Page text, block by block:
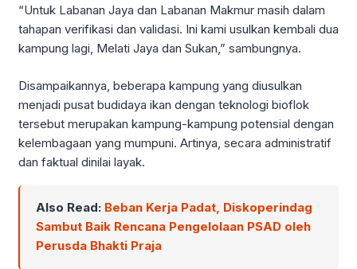
“Untuk Labanan Jaya dan Labanan Makmur masih dalam
tahapan verifikasi dan validasi. Ini kami usulkan kembali dua
kampung lagi, Melati Jaya dan Sukan,” sambungnya.
Disampaikannya, beberapa kampung yang diusulkan
menjadi pusat budidaya ikan dengan teknologi bioflok
tersebut merupakan kampung-kampung potensial dengan
kelembagaan yang mumpuni. Artinya, secara administratif
dan faktual dinilai layak.
Also Read: Beban Kerja Padat, Diskoperindag
Sambut Baik Rencana Pengelolaan PSAD oleh
Perusda Bhakti Praja